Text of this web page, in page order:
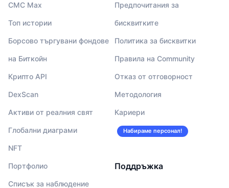
CMC Max
Топ истории
Борсово търгувани фондове
на Биткойн
Крипто API
DexScan
Активи от реалния свят
Глобални диаграми
NFT
Портфолио
Списък за наблюдение
Предпочитания за
бисквитките
Политика за бисквитки
Правила на Community
Отказ от отговорност
Методология
Кариери
Набираме персонал!
Поддръжка